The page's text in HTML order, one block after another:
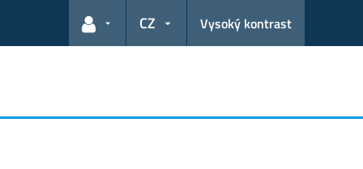
Odkazy pro uživatele
CZ Vysoký kontrast